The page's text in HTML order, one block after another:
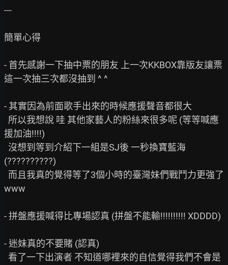
---
簡單心得
- 首先感謝一下抽中票的朋友 上一次KKBOX靠版友讓票
這一次抽三次都沒抽到 ^ ^
- 其實因為前面歌手出來的時候應援聲音都很大
援加油!!!!)
(??????????)
www
- 拼盤應援喊得比專場認真 (拼盤不能輸!!!!!!!!!! XDDDD)
- 迷妹真的不要賭 (認真)